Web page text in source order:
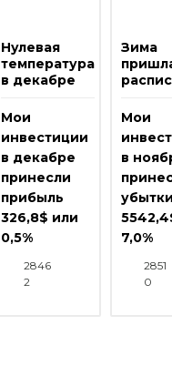
Нулевая
температура
в декабре
Мои
инвестиции
в декабре
принесли
прибыль
326,8$ или
0,5%
2846
2
Зима
Мои
в
7,0%
2851
0